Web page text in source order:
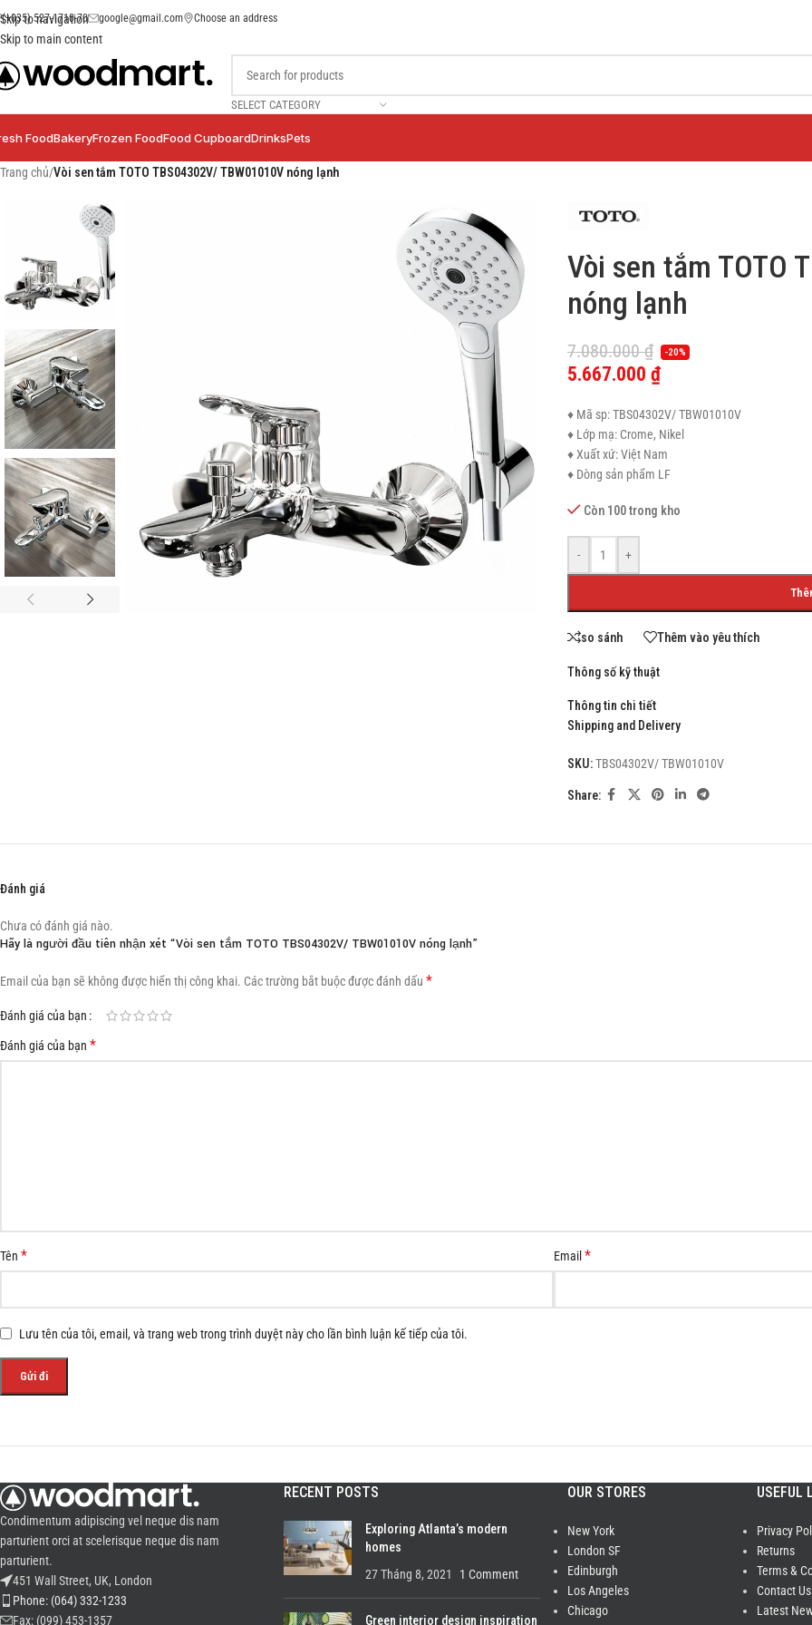
Skip to navigation
Skip to main content
(+035) 527-1710-70 google@gmail.com Choose an address
SELECT CATEGORY
FoodBakeryFrozen FoodFood CupboardDrinksPets
SHOP LAYOUTS
HOT
With background
Load more button
Trang chủ/Vòi sen tắm TOTO TBS04302V/ TBW01010V nóng lạnh
Vòi sen tắm TOTO
nóng lạnh
7.080.000₫ -20%
5.667.000 ₫
♦ Mã sp: TBS04302V/ TBW01010V
♦ Lớp mạ: Crome, Nikel
♦ Xuất xứ: Việt Nam
♦ Dòng sản phẩm LF
Còn 100 trong kho
- +
so sánh Thêm vào yêu thích
Thông số kỹ thuật
Thông tin chi tiết
Shipping and Delivery
SKU:TBS04302V/ TBW01010V
Share:
Đánh giá
Chưa có đánh giá nào.
Hãy là người đầu tiên nhận xét “Vòi sen tắm TOTO TBS04302V/ TBW01010V nóng lạnh”
Email của bạn sẽ không được hiển thị công khai. Các trường bắt buộc được đánh dấu *
Đánh giá của bạn
Đánh giá của bạn *
Tên * Email *
Lưu tên của tôi, email, và trang web trong trình duyệt này cho lần bình luận kế tiếp của tôi.
Condimentum adipiscing vel neque dis nam
parturient orci at scelerisque neque dis nam
parturient.
451 Wall Street, UK, London
Phone: (064) 332-1233
Fax: (099) 453-1357
RECENT POSTS
Exploring Atlanta’s modern
homes
27 Tháng 8, 2021
1 Comment
Green interior design inspiration
OUR STORES
New York
London SF
Edinburgh
Los Angeles
Chicago
USEFUL
Privacy
Returns
Terms &
Contact Us
Latest